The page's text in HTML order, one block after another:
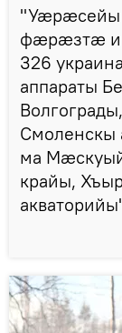
фӕрӕзтӕ
326
аппараты
Смоленскы
ма
крайы,